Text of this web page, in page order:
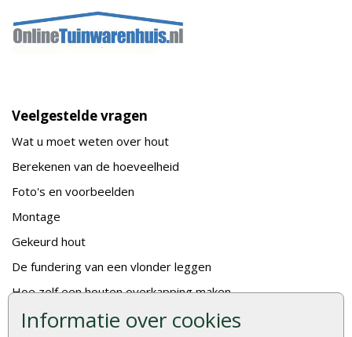
Informatie over cookies
Veelgestelde vragen
Wat u moet weten over hout
Berekenen van de hoeveelheid
Foto's en voorbeelden
Montage
Gekeurd hout
De fundering van een vlonder leggen
Hoe zelf een houten overkapping maken
Hoe zelf een vlonder leggen